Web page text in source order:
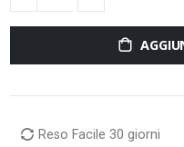
Reso Facile 30 giorni